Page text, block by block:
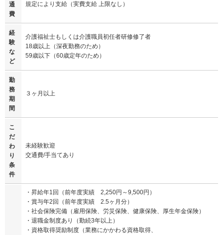
通
費
規定により支給（実費支給 上限なし）
経
験
な
ど
介護福祉士もしくは介護職員初任者研修修了者
18歳以上（深夜勤務のため）
59歳以下（60歳定年のため）
勤
務
期
間
３ヶ月以上
こ
だ
わ
り
条
件
未経験歓迎
交通費/手当てあり
・昇給年1回（前年度実績 2,250円～9,500円）
・賞与年2回（前年度実績 2.5ヶ月分）
・社会保険完備（雇用保険、労災保険、健康保険、厚生年金保険）
・退職金制度あり（勤続3年以上）
・資格取得奨励制度（業務にかかわる資格取得、